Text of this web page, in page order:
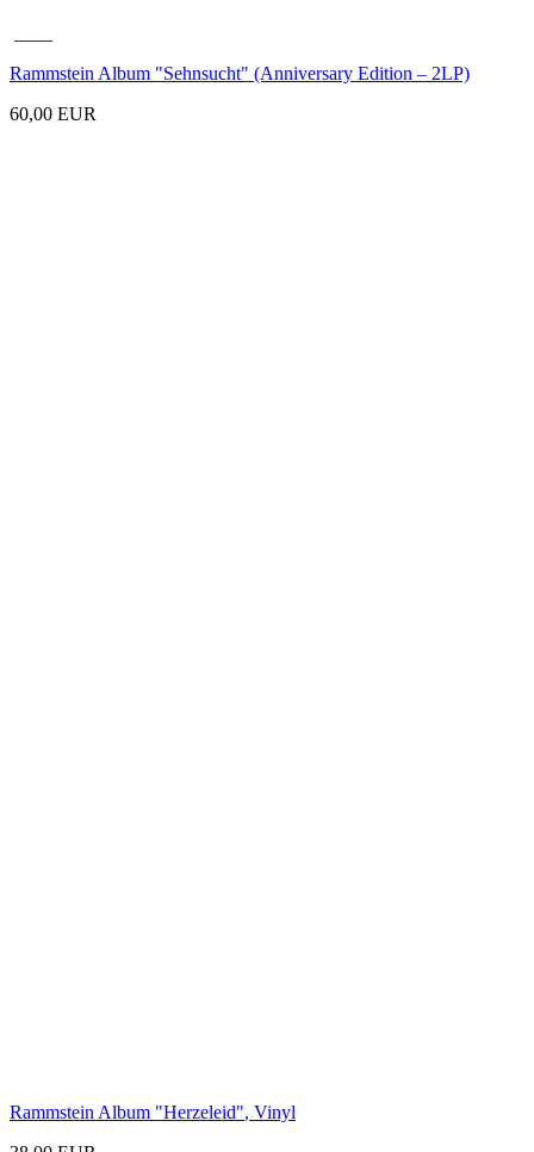
Rammstein Album "Sehnsucht" (Anniversary Edition – 2LP)
60,00 EUR
Rammstein Album "Herzeleid", Vinyl